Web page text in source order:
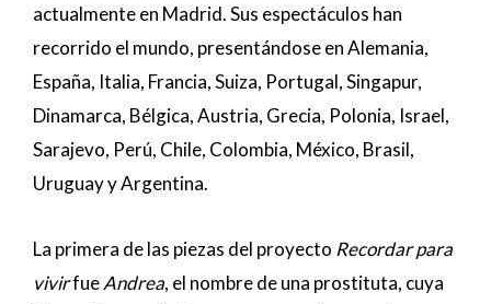
actualmente en Madrid. Sus espectáculos han
recorrido el mundo, presentándose en Alemania,
España, Italia, Francia, Suiza, Portugal, Singapur,
Dinamarca, Bélgica, Austria, Grecia, Polonia, Israel,
Sarajevo, Perú, Chile, Colombia, México, Brasil,
Uruguay y Argentina.
La primera de las piezas del proyecto Recordar para
vivirfueAndrea, el nombre de una prostituta, cuya